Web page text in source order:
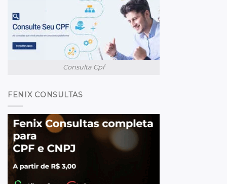
Consulta Cpf
FENIX CONSULTAS